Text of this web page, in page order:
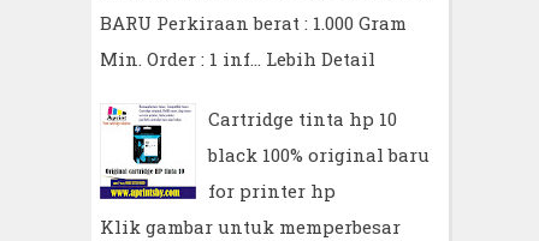
BARU Perkiraan berat : 1.000 Gram
Min. Order : 1 inf…
Lebih Detail
Cartridge tinta hp 10
black 100% original baru
for printer hp
Klik gambar untuk memperbesar